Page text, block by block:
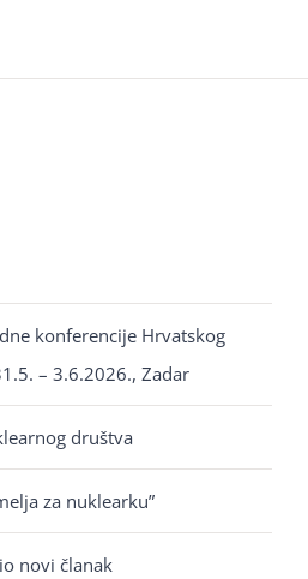
konferencije Hrvatskog
– 3.6.2026., Zadar
društva
za nuklearku”
novi članak